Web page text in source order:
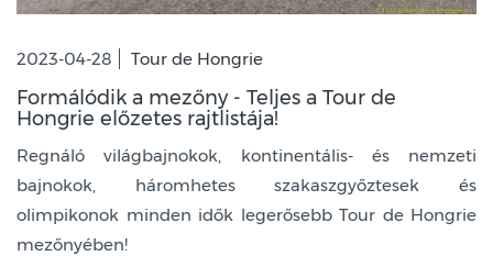
2023-04-28 Tour de Hongrie
Formálódik a mezőny - Teljes a Tour de
Hongrie előzetes rajtlistája!
Regnáló világbajnokok, kontinentális- és nemzeti
bajnokok, háromhetes szakaszgyőztesek és
olimpikonok minden idők legerősebb Tour de Hongrie
mezőnyében!